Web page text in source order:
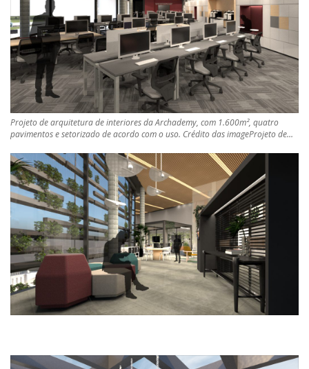
Projeto de arquitetura de interiores da Archademy, com 1.600m², quatro
pavimentos e setorizado de acordo com o uso. Crédito das imageProjeto de…